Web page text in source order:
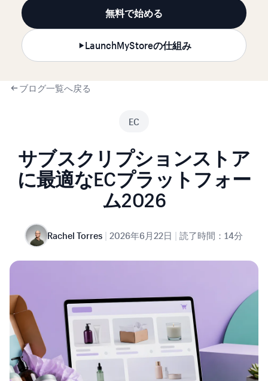
無料で始める
LaunchMyStoreの仕組み
ブログ一覧へ戻る
EC
サブスクリプションストア
に最適なECプラットフォー
ム2026
Rachel Torres | 2026年6月22日 | 読了時間：14分